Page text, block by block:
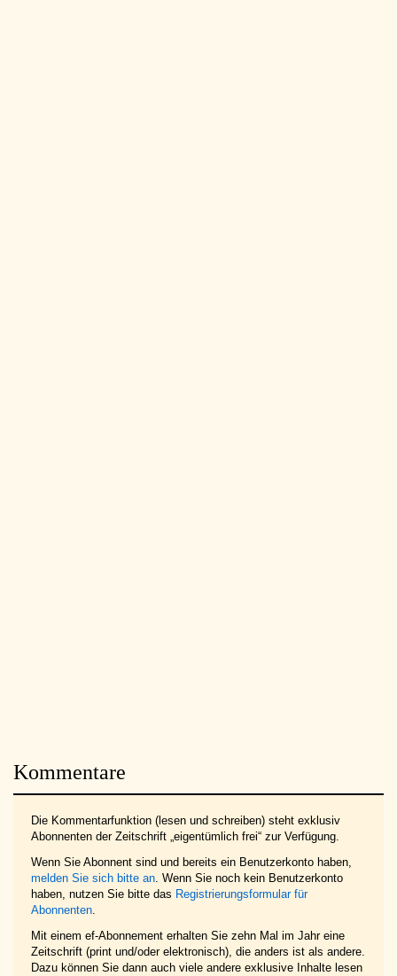
Kommentare
Die Kommentarfunktion (lesen und schreiben) steht exklusiv
Abonnenten der Zeitschrift „eigentümlich frei“ zur Verfügung.
Wenn Sie Abonnent sind und bereits ein Benutzerkonto haben,
melden Sie sich bitte an. Wenn Sie noch kein Benutzerkonto
haben, nutzen Sie bitte das Registrierungsformular für
Abonnenten.
Mit einem ef-Abonnement erhalten Sie zehn Mal im Jahr eine
Zeitschrift (print und/oder elektronisch), die anders ist als andere.
Dazu können Sie dann auch viele andere exklusive Inhalte lesen